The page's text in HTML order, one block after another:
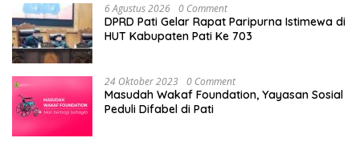
6 Agustus 2026 0 Comment
DPRD Pati Gelar Rapat Paripurna Istimewa di
HUT Kabupaten Pati Ke 703
24 Oktober 2023 0 Comment
Masudah Wakaf Foundation, Yayasan Sosial
Peduli Difabel di Pati